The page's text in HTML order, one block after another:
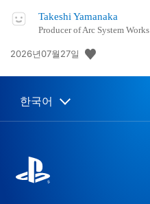
Takeshi Yamanaka
Producer of Arc System Works
공
일:
2026년07월27일
Select
Current
한국어